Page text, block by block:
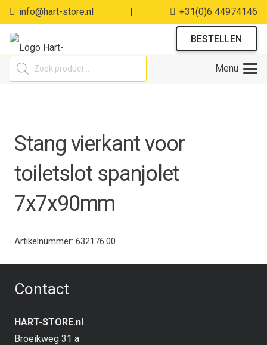
info@hart-store.nl | +31(0)6 44974146
BESTELLEN
Producten
zoeken
Menu
Stang vierkant voor
toiletslot spanjolet
7x7x90mm
Artikelnummer: 632176.00
Contact
HART-STORE.nl
Broeikweg 31 a